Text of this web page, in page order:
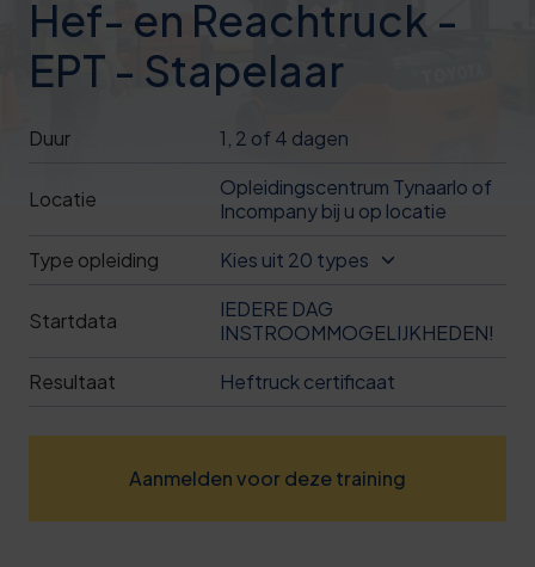
Hef- en Reachtruck -
EPT - Stapelaar
Duur 1, 2 of 4 dagen
Locatie
Opleidingscentrum Tynaarlo of
Incompany bij u op locatie
Type opleiding
Kies uit 20 types
Startdata
IEDERE DAG
INSTROOMMOGELIJKHEDEN!
Resultaat
Heftruck certificaat
Aanmelden voor deze training
Je naam
Deze review is gebaseerd op mijn eigen
Verzend beoordeling